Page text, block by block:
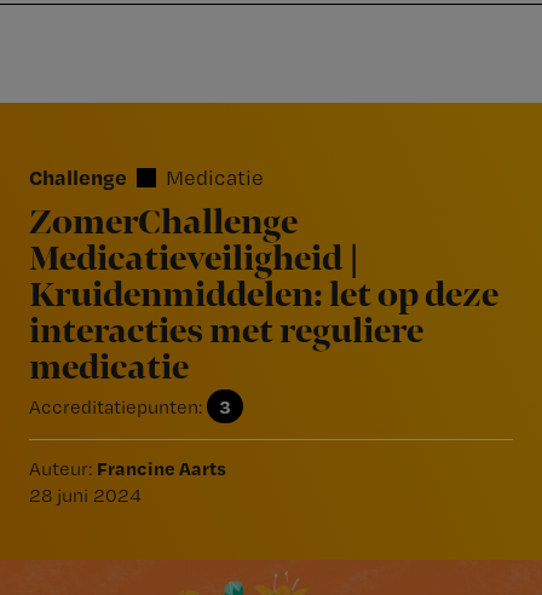
navigation
content
Nursing
Challenge Medicatie
ZomerChallenge
Medicatieveiligheid |
Kruidenmiddelen: let op deze
interacties met reguliere
medicatie
Accreditatiepunten: 3
Auteur: Francine Aarts
28 juni 2024